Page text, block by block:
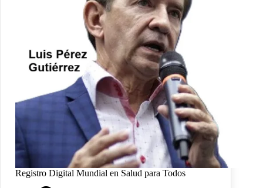
Registro Digital Mundial en Salud para Todos